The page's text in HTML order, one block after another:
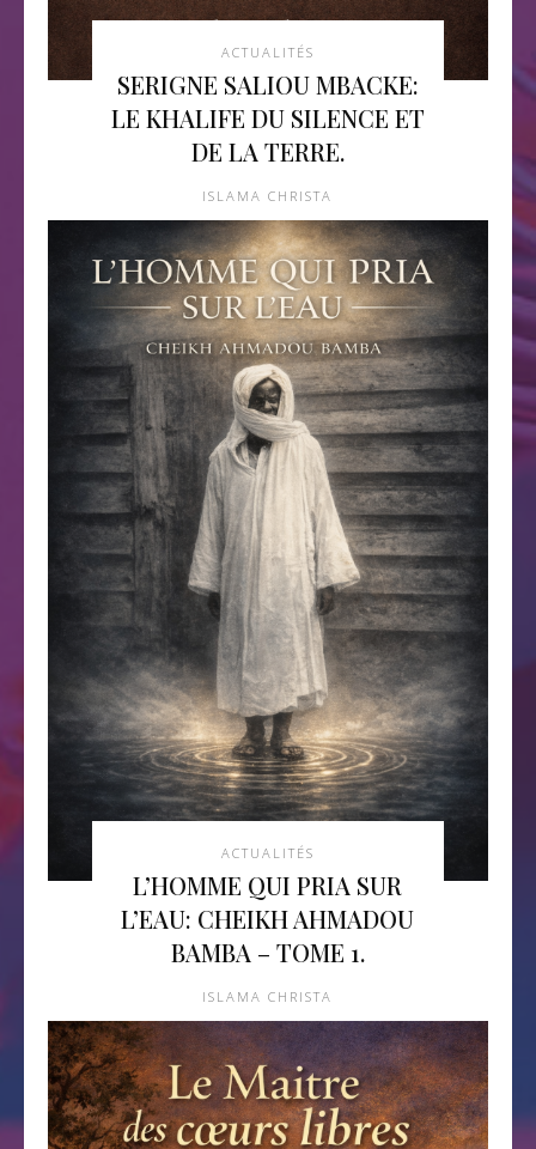
ACTUALITÉS
SERIGNE SALIOU MBACKE:
LE KHALIFE DU SILENCE ET
DE LA TERRE.
ISLAMA CHRISTA
ACTUALITÉS
L’HOMME QUI PRIA SUR
L’EAU: CHEIKH AHMADOU
BAMBA – TOME 1.
ISLAMA CHRISTA